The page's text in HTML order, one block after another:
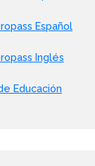
Español
Inglés
Educación